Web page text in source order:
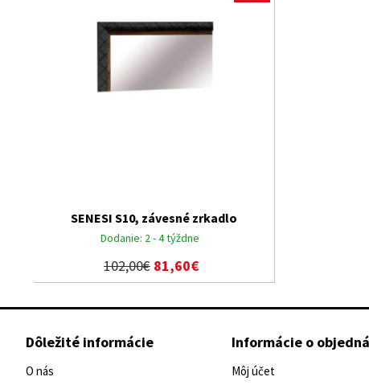
Dodanie: 2 - 4 týždne
SENESI S10, závesné zrkadlo
102,00€ 81,60€
Dôležité informácie
O nás
Informácie o
Môj účet